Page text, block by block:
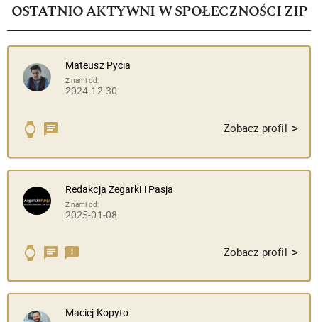
OSTATNIO AKTYWNI W SPOŁECZNOŚCI ZIP
Mateusz Pycia
Z nami od:
2024-12-30
Zobacz profil >
Redakcja Zegarki i Pasja
Z nami od:
2025-01-08
Zobacz profil >
Maciej Kopyto